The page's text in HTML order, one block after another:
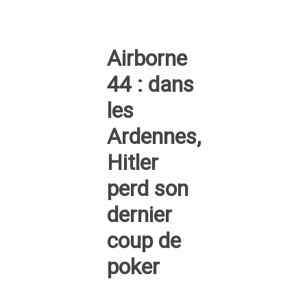
Airborne
44 : dans
les
Ardennes,
Hitler
perd son
dernier
coup de
poker